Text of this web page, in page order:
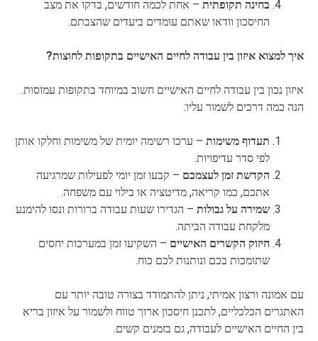
בחינה תקופתית – אחת לכמה חודשים, בדקו את מצב
החיסכון וודאו שאתם עומדים ביעדים שהצבתם.
איך למצוא איזון בין עבודה לחיים האישיים בתקופות לחוצות?
איזון נכון בין עבודה לחיים האישיים חשוב במיוחד בתקופות עמוסות.
הנה כמה דרכים לשמור עליו:
תעדוף משימות – ערכו רשימה יומית של משימות וחלקו אותן
לפי סדר עדיפויות.
הקדשת זמן לעצמכם – קבעו זמן יומי לפעילות שמרגיעה
אתכם, כמו קריאה, מדיטציה או בילוי עם משפחה.
שמירה על גבולות – הגדירו שעות עבודה ברורות ונסו להימנע
מלקחת עבודה הביתה.
חיזוק הקשרים האישיים – השקיעו זמן במערכות יחסים
שתומכות בכם ונותנות לכם כוח.
עם אמונה ורצון אמיתי, ניתן להתמודד בצורה טובה יותר עם
האתגרים הכלכליים, לתכנן חיסכון ארוך טווח ולשמור על איזון בריא
בין החיים האישיים לעבודה, גם בזמנים קשים.